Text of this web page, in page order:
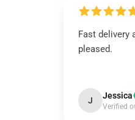
Fast delivery
pleased.
J Jessica
Verified